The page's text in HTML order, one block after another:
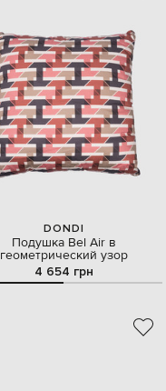
DONDI
Подушка Bel Air в
геометрический узор
4 654 грн